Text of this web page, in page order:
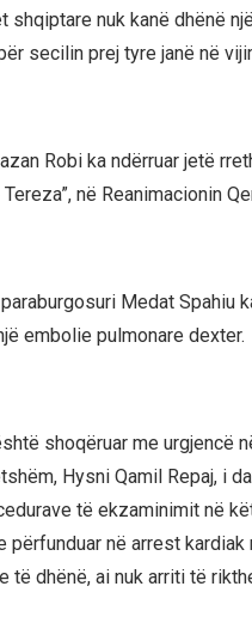
shqiptare nuk kanë dhënë
secilin prej tyre janë në
Robi ka ndërruar jetë
në Reanimacionin
Medat Spahiu
embolie pulmonare dexter.
shoqëruar me urgjencë
Hysni Qamil Repaj, i
të ekzaminimit në
përfunduar në arrest
të dhënë, ai nuk arriti të